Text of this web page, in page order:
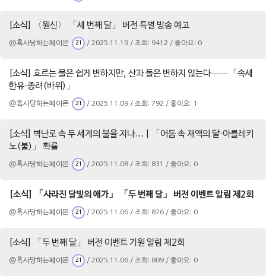
[소식] 〈원신〉 「세 번째 달」 버전 특별 방송 예고
@혹사당하는페이몬 21 / 2025.11.19 / 조회: 9412 / 좋아요: 0
[소식] 흐르는 물은 쉽게 변하지만, 산과 돌은 변하지 않는다——「속세
한유·종려(바위)」
@혹사당하는페이몬 21 / 2025.11.09 / 조회: 792 / 좋아요: 1
[소식] 벽난로 속 두 세계의 불을 지나… | 「어둠 속 재액의 달·아를레키
노(불)」 확률
@혹사당하는페이몬 21 / 2025.11.08 / 조회: 831 / 좋아요: 0
[소식] 「사라진 달빛의 애가」 「두 번째 달」 버전 이벤트 알림 제2회
@혹사당하는페이몬 21 / 2025.11.06 / 조회: 876 / 좋아요: 0
[소식] 「두 번째 달」 버전 이벤트 기원 알림 제2회
@혹사당하는페이몬 21 / 2025.11.06 / 조회: 809 / 좋아요: 0